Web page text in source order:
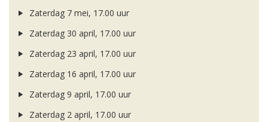
Zaterdag 7 mei, 17.00 uur
Zaterdag 30 april, 17.00 uur
Zaterdag 23 april, 17.00 uur
Zaterdag 16 april, 17.00 uur
Zaterdag 9 april, 17.00 uur
Zaterdag 2 april, 17.00 uur